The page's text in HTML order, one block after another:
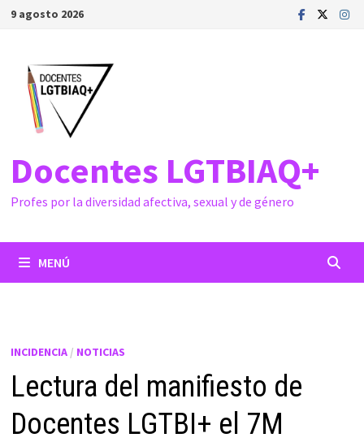
Saltar
9 agosto 2026
Docentes LGTBIAQ+
Profes por la diversidad afectiva, sexual y de género
MENÚ
INCIDENCIA/ NOTICIAS
Lectura del manifiesto de
Docentes LGTBI+ el 7M